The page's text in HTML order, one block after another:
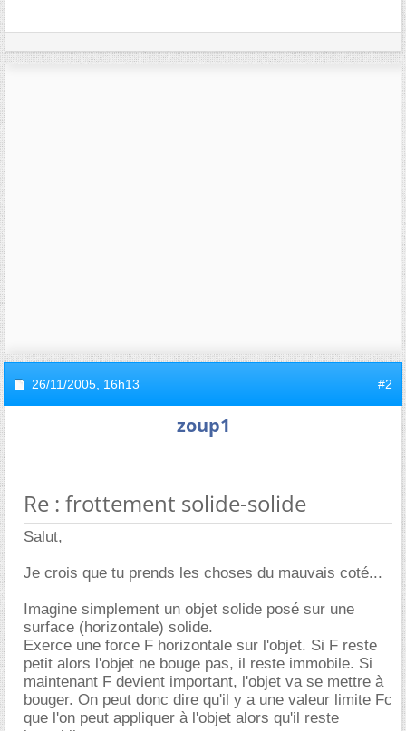
26/11/2005, 16h13 #2
zoup1
Re : frottement solide-solide
Salut,
Je crois que tu prends les choses du mauvais coté...
Imagine simplement un objet solide posé sur une
surface (horizontale) solide.
Exerce une force F horizontale sur l'objet. Si F reste
petit alors l'objet ne bouge pas, il reste immobile. Si
maintenant F devient important, l'objet va se mettre à
bouger. On peut donc dire qu'il y a une valeur limite Fc
que l'on peut appliquer à l'objet alors qu'il reste